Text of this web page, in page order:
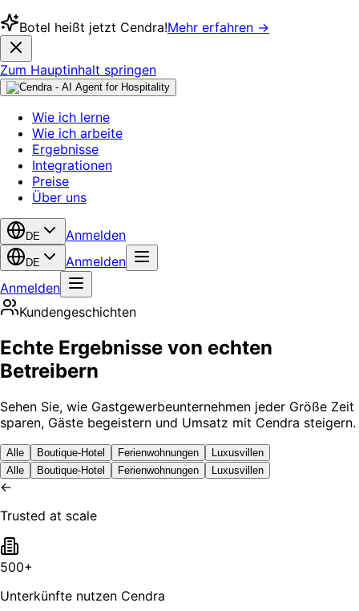
Botel heißt jetzt Cendra!Mehr erfahren →
Zum Hauptinhalt springen
Wie ich lerne
Wie ich arbeite
Ergebnisse
Integrationen
Preise
Über uns
DE Anmelden
DE
Anmelden
Anmelden
Kundengeschichten
Echte Ergebnisse von echten
Betreibern
Sehen Sie, wie Gastgewerbeunternehmen jeder Größe Zeit
sparen, Gäste begeistern und Umsatz mit Cendra steigern.
Alle Boutique-Hotel Ferienwohnungen
Luxusvillen
Alle
Boutique-Hotel Ferienwohnungen Luxusvillen
←
Trusted at scale
500+
Unterkünfte nutzen Cendra